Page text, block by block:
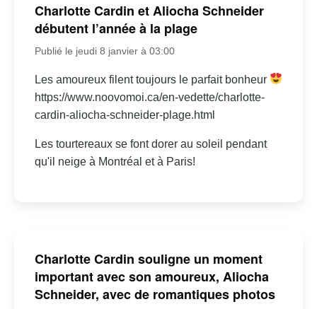
Charlotte Cardin et Aliocha Schneider
débutent l’année à la plage
Publié le jeudi 8 janvier à 03:00
Les amoureux filent toujours le parfait bonheur
https://www.noovomoi.ca/en-vedette/charlotte-
cardin-aliocha-schneider-plage.html
Les tourtereaux se font dorer au soleil pendant
qu'il neige à Montréal et à Paris!
Charlotte Cardin souligne un moment
important avec son amoureux, Aliocha
Schneider, avec de romantiques photos